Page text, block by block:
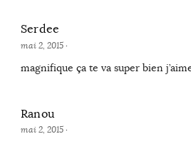
Serdee
mai 2, 2015·
magnifique ça te va super bien
Ranou
mai 2, 2015·